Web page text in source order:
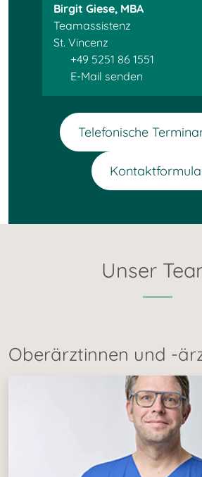
Birgit Giese, MBA
Teamassistenz
St. Vincenz
+49 5251 86 1551
E-Mail senden
Telefonische
Unser
Oberärztinnen und -